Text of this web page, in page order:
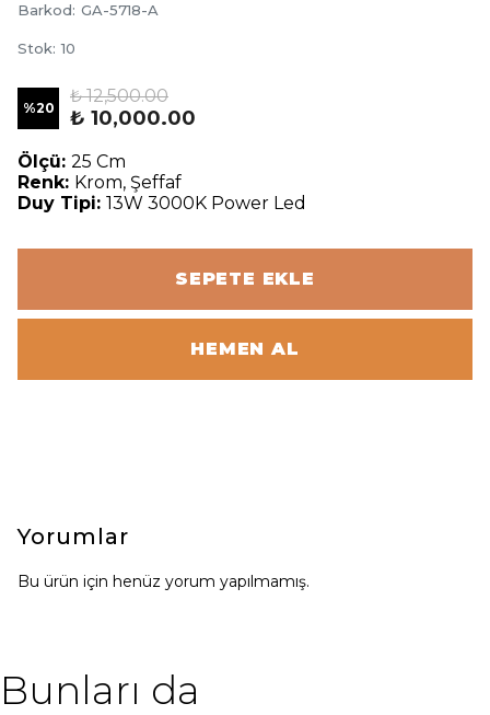
Barkod: GA-5718-A
Stok: 10
%20
₺ 12,500.00
₺ 10,000.00
Ölçü: 25 Cm
Renk: Krom, Şeffaf
Duy Tipi: 13W 3000K Power Led
SEPETE EKLE
HEMEN AL
Yorumlar
Bu ürün için henüz yorum yapılmamış.
Bunları da